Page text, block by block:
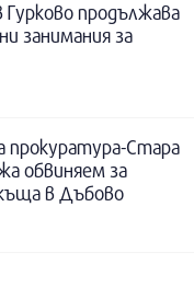
продължава
занимания за
прокуратура-Стара
обвиняем за
в Дъбово